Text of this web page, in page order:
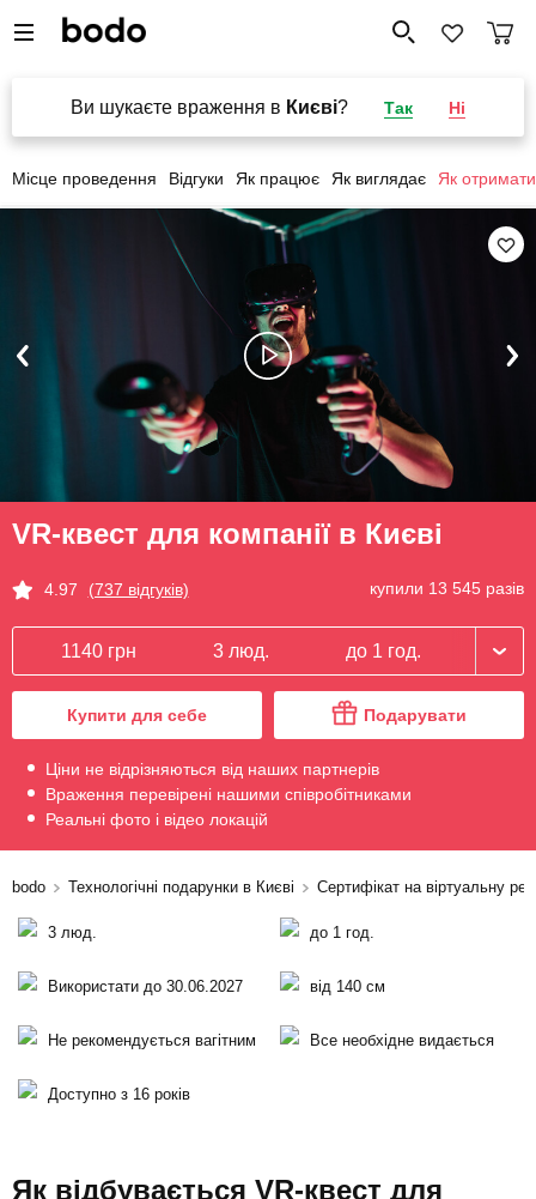
Ви шукаєте враження в Києві? Так Ні
Місце проведення Відгуки Як працює Як виглядає Як отримати
VR-квест для компанії в Києві
4.97 (737 відгуків) купили 13 545 разів
1140 грн 3 люд. до 1 год.
Купити для себе Подарувати
Ціни не відрізняються від наших партнерів
Враження перевірені нашими співробітниками
Реальні фото і відео локацій
bodo Технологічні подарунки в Києві Сертифікат на віртуальну
3 люд. до 1 год.
Використати до 30.06.2027 від 140 см
Не рекомендується вагітним Все необхідне видається
Доступно з 16 років
Як відбувається VR-квест для